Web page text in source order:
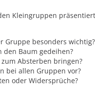
Kleingruppen
Gruppe besonders wichtig?
den Baum gedeihen?
Absterben bringen?
bei allen Gruppen vor?
oder Widersprüche?